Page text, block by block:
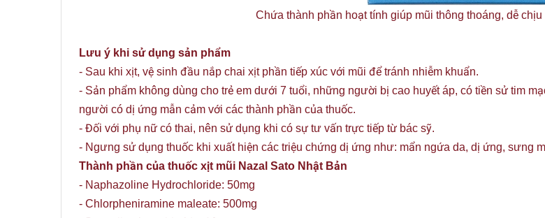
Chứa thành phần hoạt tính giúp mũi thông thoáng, dễ
Lưu ý khi sử dụng sản phẩm
- Sau khi xịt, vệ sinh đầu nắp chai xịt phần tiếp xúc với mũi để tránh nhiễm khuẩn.
- Sản phẩm không dùng cho trẻ em dưới 7 tuổi, những người bị cao huyết áp, có tiền sử tim
người có dị ứng mẫn cảm với các thành phần của thuốc.
- Đối với phụ nữ có thai, nên sử dụng khi có sự tư vấn trực tiếp từ bác sỹ.
- Ngưng sử dụng thuốc khi xuất hiện các triệu chứng dị ứng như: mẩn ngứa da, dị ứng, sưng
Thành phần của thuốc xịt mũi Nazal Sato Nhật Bản
- Naphazoline Hydrochloride: 50mg
- Chlorpheniramine maleate: 500mg